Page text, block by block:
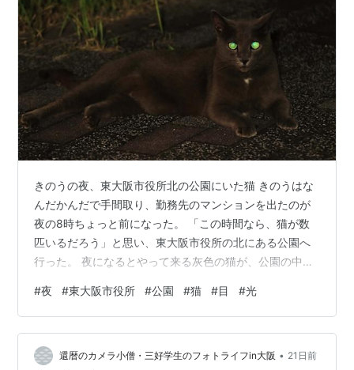
きのうの夜、東大阪市役所北の公園にいた猫 きのうはな
んだかんだで手間取り、勤務先のマンションを出たのが
夜の8時ちょっと前になった。 「この時間なら、猫が数
匹いるだろう」と思い、東大阪市役所の北にある公園へ
行った。 夜になるとやって来る灰色の猫が、公園の中央
った。 近くの街灯の光が反射したものだが、体が暗く目
だけがぎらぎらしていて、「不気味に光る猫の目だな」
と思い、逃げられないようにこそこそと撮影した。 頭を
下げると、不気味さが増した
#夜 #東大阪市役所 #公園 #猫 #目 #光
還暦のカメラ小僧・三好学生のフォトライフin大阪 • 21日前